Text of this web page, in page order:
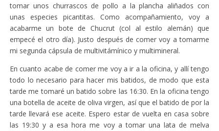
tomar unos churrascos de pollo a la plancha aliñados con
unas especies picantitas. Como acompañamiento, voy a
acabarme un bote de Chucrut (col al estilo alemán) que
empecé el otro día). Justo después de comer voy a tomarme
mi segunda cápsula de multivitámínico y multimineral.
En cuanto acabe de comer me voy a ir a la oficina, y allí tengo
todo lo necesario para hacer mis batidos, de modo que esta
tarde me tomaré un batido sobre las 16:30. En la oficina tengo
una botella de aceite de oliva virgen, así que el batido de por la
tarde llevará ese aceite. Espero estar de vuelta en casa sobre
las 19:30 y a esa hora me voy a tomar una lata de melva